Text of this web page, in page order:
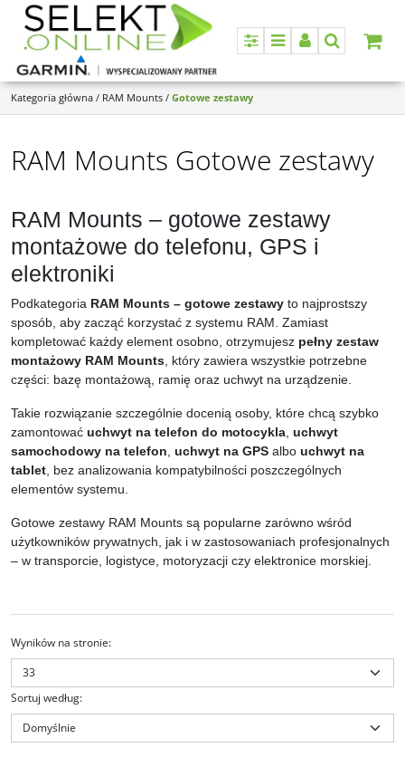
PanelMenuPanelSzukaj
Kategoria główna / RAM Mounts / Gotowe zestawy
RAM Mounts Gotowe zestawy
RAM Mounts – gotowe zestawy
montażowe do telefonu, GPS i
elektroniki
Podkategoria RAM Mounts – gotowe zestawy to najprostszy
sposób, aby zacząć korzystać z systemu RAM. Zamiast
kompletować każdy element osobno, otrzymujesz pełny zestaw
montażowy RAM Mounts , który zawiera wszystkie potrzebne
części: bazę montażową, ramię oraz uchwyt na urządzenie.
Takie rozwiązanie szczególnie docenią osoby, które chcą szybko
zamontować uchwyt na telefon do motocykla uchwyt
samochodowy na telefon uchwyt na GPS albo uchwyt na
tablet , bez analizowania kompatybilności poszczególnych
elementów systemu.
Gotowe zestawy RAM Mounts są popularne zarówno wśród
użytkowników prywatnych, jak i w zastosowaniach profesjonalnych
– w transporcie, logistyce, motoryzacji czy elektronice morskiej.
Wyników na stronie:
Sortuj według: